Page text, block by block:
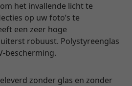
het invallende licht te
op uw foto’s te
een zeer hoge
robuust. Polystyreenglas
bescherming.
zonder glas en zonder